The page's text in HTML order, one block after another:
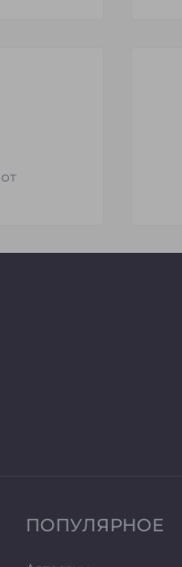
ПОПУЛЯРНОЕ